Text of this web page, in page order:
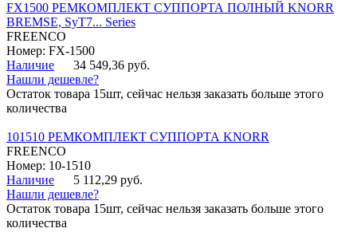
FX1500 РЕМКОМПЛЕКТ СУППОРТА ПОЛНЫЙ KNORR
BREMSE, SyT7... Series
FREENCO
Номер: FX-1500
Наличие
34 549,36 руб.
Нашли дешевле?
Остаток товара 15шт, сейчас нельзя заказать больше этого
количества
101510 РЕМКОМПЛЕКТ СУППОРТА KNORR
FREENCO
Номер: 10-1510
Наличие
5 112,29 руб.
Нашли дешевле?
Остаток товара 15шт, сейчас нельзя заказать больше этого
количества